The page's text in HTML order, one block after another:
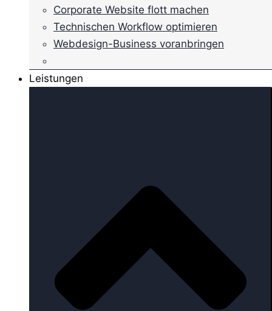
Corporate Website flott machen
Technischen Workflow optimieren
Webdesign-Business voranbringen
Leistungen